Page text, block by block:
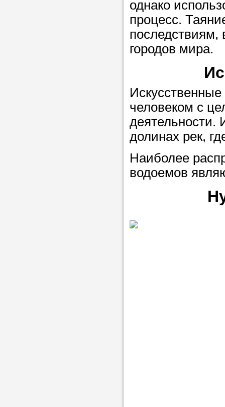
однако
процесс.
последствиям,
городов мира.
человеком с
деятельности.
долинах рек,
Наиболее
водоемов